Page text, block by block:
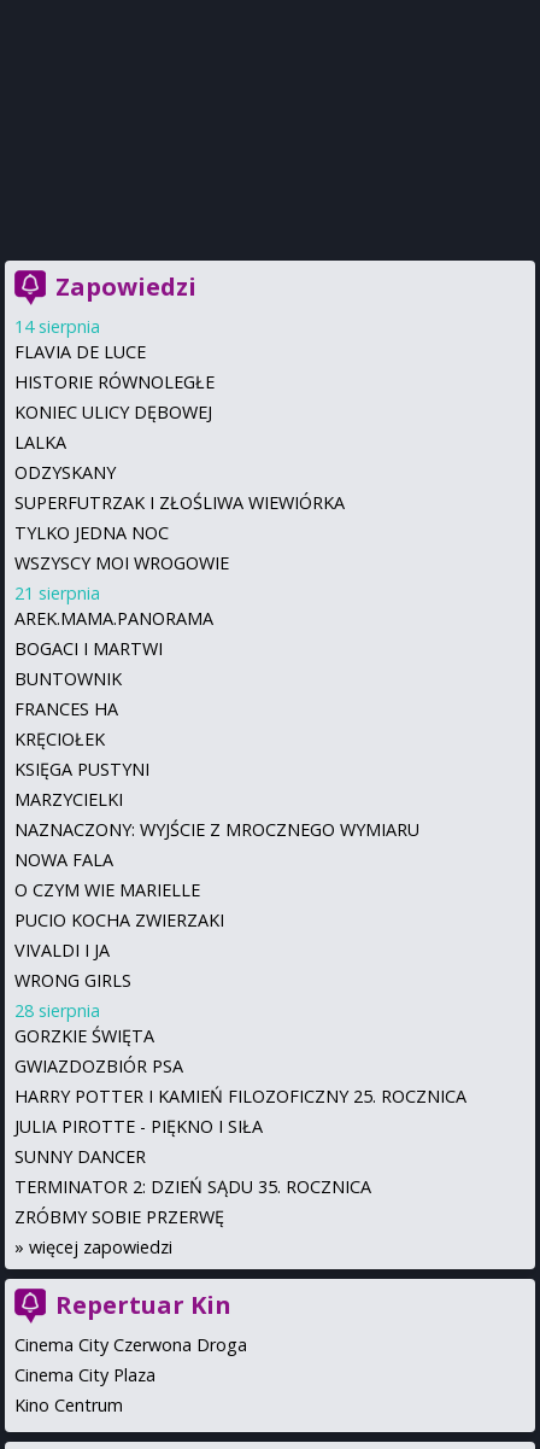
Zapowiedzi
14 sierpnia
FLAVIA DE LUCE
HISTORIE RÓWNOLEGŁE
KONIEC ULICY DĘBOWEJ
LALKA
ODZYSKANY
SUPERFUTRZAK I ZŁOŚLIWA WIEWIÓRKA
TYLKO JEDNA NOC
WSZYSCY MOI WROGOWIE
21 sierpnia
AREK.MAMA.PANORAMA
BOGACI I MARTWI
BUNTOWNIK
FRANCES HA
KRĘCIOŁEK
KSIĘGA PUSTYNI
MARZYCIELKI
NAZNACZONY: WYJŚCIE Z MROCZNEGO WYMIARU
NOWA FALA
O CZYM WIE MARIELLE
PUCIO KOCHA ZWIERZAKI
VIVALDI I JA
WRONG GIRLS
28 sierpnia
GORZKIE ŚWIĘTA
GWIAZDOZBIÓR PSA
HARRY POTTER I KAMIEŃ FILOZOFICZNY 25. ROCZNICA
JULIA PIROTTE - PIĘKNO I SIŁA
SUNNY DANCER
TERMINATOR 2: DZIEŃ SĄDU 35. ROCZNICA
ZRÓBMY SOBIE PRZERWĘ
» więcej zapowiedzi
Repertuar Kin
Cinema City Czerwona Droga
Cinema City Plaza
Kino Centrum